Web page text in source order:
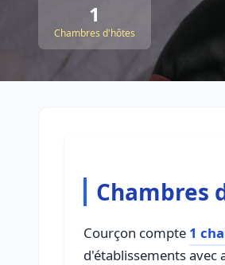
1
Chambres d'hôtes
Chambres
Courçon compte 1
d'établissements avec